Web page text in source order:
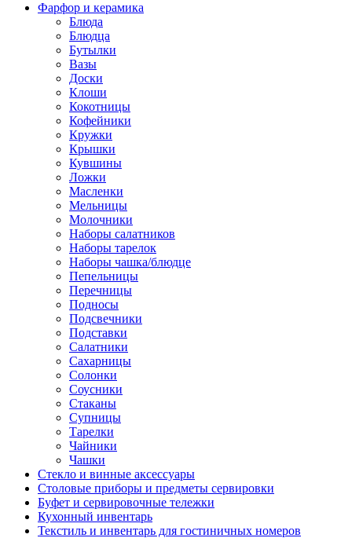
Фарфор и керамика
Блюда
Блюдца
Бутылки
Вазы
Доски
Клоши
Кокотницы
Кофейники
Кружки
Крышки
Кувшины
Ложки
Масленки
Мельницы
Молочники
Наборы салатников
Наборы тарелок
Наборы чашка/блюдце
Пепельницы
Перечницы
Подносы
Подсвечники
Подставки
Салатники
Сахарницы
Солонки
Соусники
Стаканы
Супницы
Тарелки
Чайники
Чашки
Стекло и винные аксессуары
Столовые приборы и предметы сервировки
Буфет и сервировочные тележки
Кухонный инвентарь
Текстиль и инвентарь для гостиничных номеров